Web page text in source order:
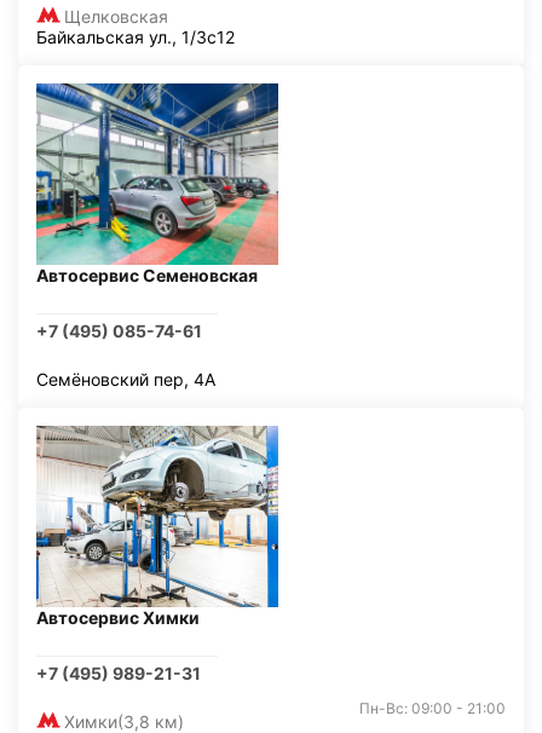
Щелковская
Байкальская ул., 1/3с12
Автосервис Семеновская
+7 (495) 085-74-61
Семёновский пер, 4А
Автосервис Химки
+7 (495) 989-21-31
Химки(3,8 км)
Пн-Вс: 09:00 - 21:00